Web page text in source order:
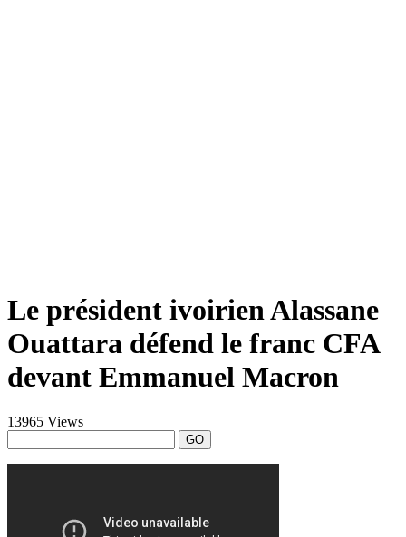
Le président ivoirien Alassane
Ouattara défend le franc CFA
devant Emmanuel Macron
13965 Views
GO